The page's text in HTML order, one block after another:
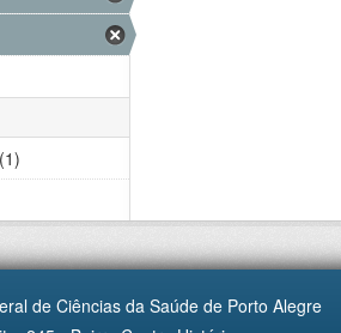
de Ciências da Saúde de Porto Alegre